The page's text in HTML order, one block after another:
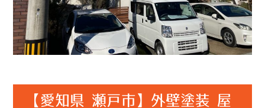
【愛知県 瀬戸市】外壁塗装 屋